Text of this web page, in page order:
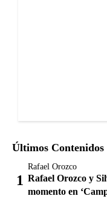
Últimos Contenidos
Rafael Orozco
Rafael Orozco y
momento en